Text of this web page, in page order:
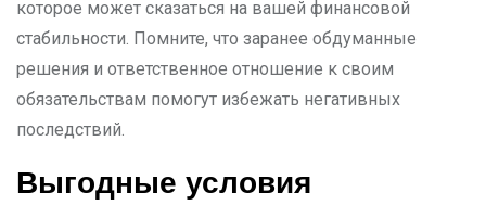
которое может сказаться на вашей финансовой
стабильности. Помните, что заранее обдуманные
решения и ответственное отношение к своим
обязательствам помогут избежать негативных
последствий.
Выгодные условия